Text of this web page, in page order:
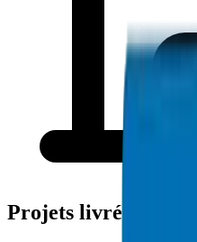
Projets livrés à Dubaï